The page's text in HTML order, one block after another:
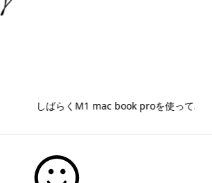
book proを使ってみて思ったこと